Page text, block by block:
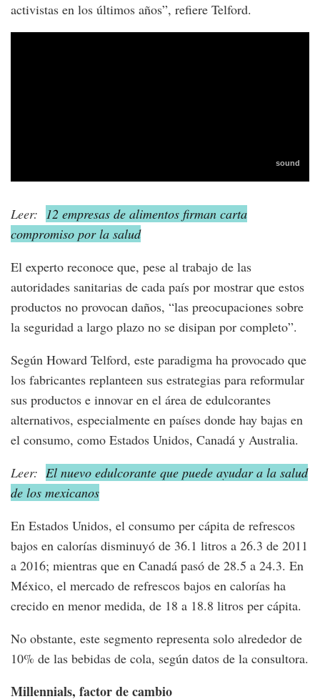
activistas en los últimos años”, refiere Telford.
Leer: 12 empresas de alimentos firman carta
compromiso por la salud
El experto reconoce que, pese al trabajo de las
autoridades sanitarias de cada país por mostrar que estos
productos no provocan daños, “las preocupaciones sobre
la seguridad a largo plazo no se disipan por completo”.
Según Howard Telford, este paradigma ha provocado que
los fabricantes replanteen sus estrategias para reformular
sus productos e innovar en el área de edulcorantes
alternativos, especialmente en países donde hay bajas en
el consumo, como Estados Unidos, Canadá y Australia.
Leer: El nuevo edulcorante que puede ayudar a la salud
de los mexicanos
En Estados Unidos, el consumo per cápita de refrescos
bajos en calorías disminuyó de 36.1 litros a 26.3 de 2011
a 2016; mientras que en Canadá pasó de 28.5 a 24.3. En
México, el mercado de refrescos bajos en calorías ha
crecido en menor medida, de 18 a 18.8 litros per cápita.
No obstante, este segmento representa solo alrededor de
10% de las bebidas de cola, según datos de la consultora.
Millennials, factor de cambio